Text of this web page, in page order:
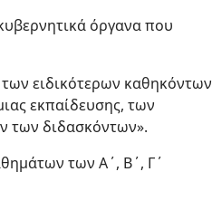
όργανα που
ειδικότερων καθηκόντων
εκπαίδευσης, των
των διδασκόντων».
των Α΄, Β΄, Γ΄